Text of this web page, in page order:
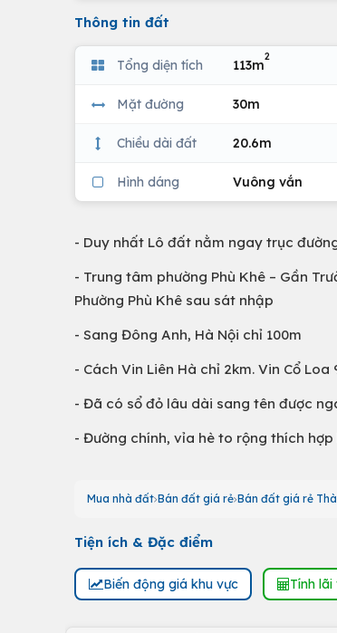
Thông tin đất
Tổng diện tích 113m
2
Mặt đường 30m
Chiều dài đất 20.6m
Hình dáng Vuông vắn
- Duy nhất Lô đất nằm ngay trục
- Trung tâm phường Phù Khê – Gần
Phường Phù Khê sau sát nhập
- Sang Đông Anh, Hà Nội chỉ 100m
- Cách Vin Liên Hà chỉ 2km. Vin Cổ Loa
- Đã có sổ đỏ lâu dài sang tên được
- Đường chính, vỉa hè to rộng thích
Mua nhà đất Bán đất giá rẻ Bán đất giá rẻ
Tiện ích & Đặc điểm
Biến động giá khu vực Tính